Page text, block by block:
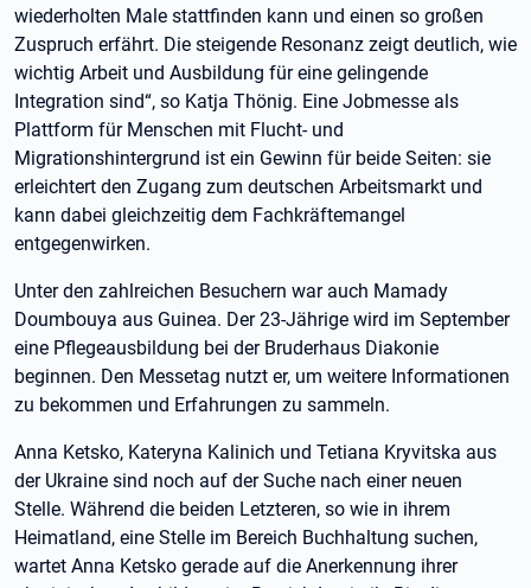
wiederholten Male stattfinden kann und einen so großen
Zuspruch erfährt. Die steigende Resonanz zeigt deutlich, wie
wichtig Arbeit und Ausbildung für eine gelingende
Integration sind“, so Katja Thönig. Eine Jobmesse als
Plattform für Menschen mit Flucht- und
Migrationshintergrund ist ein Gewinn für beide Seiten: sie
erleichtert den Zugang zum deutschen Arbeitsmarkt und
kann dabei gleichzeitig dem Fachkräftemangel
entgegenwirken.
Unter den zahlreichen Besuchern war auch Mamady
Doumbouya aus Guinea. Der 23-Jährige wird im September
eine Pflegeausbildung bei der Bruderhaus Diakonie
beginnen. Den Messetag nutzt er, um weitere Informationen
zu bekommen und Erfahrungen zu sammeln.
Anna Ketsko, Kateryna Kalinich und Tetiana Kryvitska aus
der Ukraine sind noch auf der Suche nach einer neuen
Stelle. Während die beiden Letzteren, so wie in ihrem
Heimatland, eine Stelle im Bereich Buchhaltung suchen,
wartet Anna Ketsko gerade auf die Anerkennung ihrer